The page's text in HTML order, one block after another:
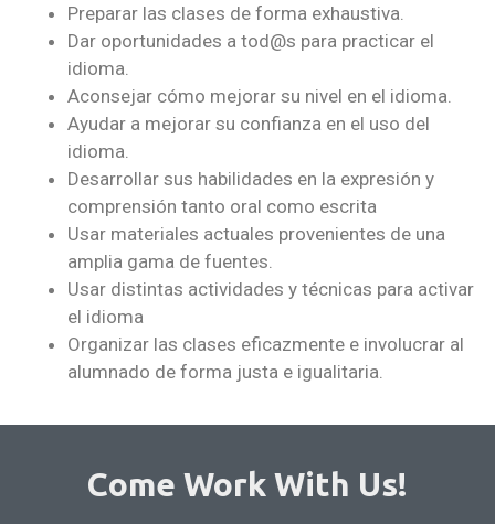
Preparar las clases de forma exhaustiva.
Dar oportunidades a tod@s para practicar el
idioma.
Aconsejar cómo mejorar su nivel en el idioma.
Ayudar a mejorar su confianza en el uso del
idioma.
Desarrollar sus habilidades en la expresión y
comprensión tanto oral como escrita
Usar materiales actuales provenientes de una
amplia gama de fuentes.
Usar distintas actividades y técnicas para activar
el idioma
Organizar las clases eficazmente e involucrar al
alumnado de forma justa e igualitaria.
Come Work With Us!